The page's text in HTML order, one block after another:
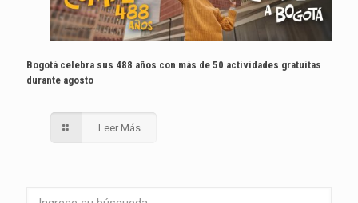
Bogotá celebra sus 488 años con más de 50 actividades gratuitas
durante agosto
Leer Más